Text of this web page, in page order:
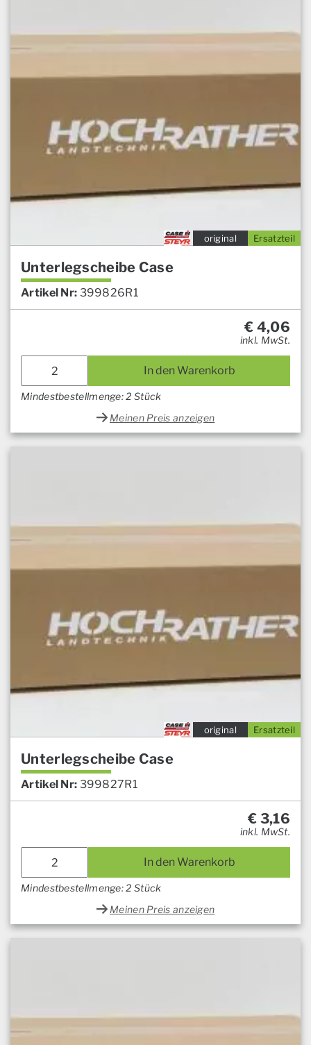
Ersatzteil
original
Unterlegscheibe Case
Artikel Nr: 399826R1
€ 4,06
inkl. MwSt.
In den Warenkorb
Mindestbestellmenge: 2 Stück
Meinen Preis anzeigen
Ersatzteil
original
Unterlegscheibe Case
Artikel Nr: 399827R1
€ 3,16
inkl. MwSt.
In den Warenkorb
Mindestbestellmenge: 2 Stück
Meinen Preis anzeigen